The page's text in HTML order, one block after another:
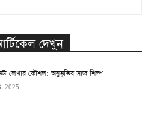
দেখুন
লেখার কৌশল: অনুভূতির সাজ শিল্প
2025